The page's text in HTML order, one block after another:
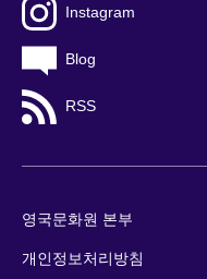
Instagram
Blog
RSS
영국문화원 본부
개인정보처리방침